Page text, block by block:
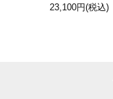
23,100円(税込)